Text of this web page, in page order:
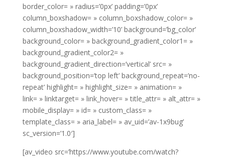
border_color= » radius=’0px’ padding=’0px’
column_boxshadow= » column_boxshadow_color= »
column_boxshadow_width=’10’ background=’bg_color’
background_color= » background_gradient_color1= »
background_gradient_color2= »
background_gradient_direction=’vertical’ src= »
background_position=’top left’ background_repeat=’no-
repeat’ highlight= » highlight_size= » animation= »
link= » linktarget= » link_hover= » title_attr= » alt_attr= »
mobile_display= » id= » custom_class= »
template_class= » aria_label= » av_uid=’av-1x9bug’
sc_version=’1.0′]
[av_video src=’https://www.youtube.com/watch?